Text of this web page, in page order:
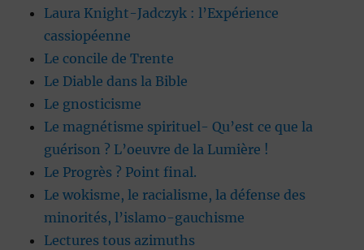
Laura Knight-Jadczyk : l’Expérience
cassiopéenne
Le concile de Trente
Le Diable dans la Bible
Le gnosticisme
Le magnétisme spirituel- Qu’est ce que la
guérison ? L’oeuvre de la Lumière !
Le Progrès ? Point final.
Le wokisme, le racialisme, la défense des
minorités, l’islamo-gauchisme
Lectures tous azimuths